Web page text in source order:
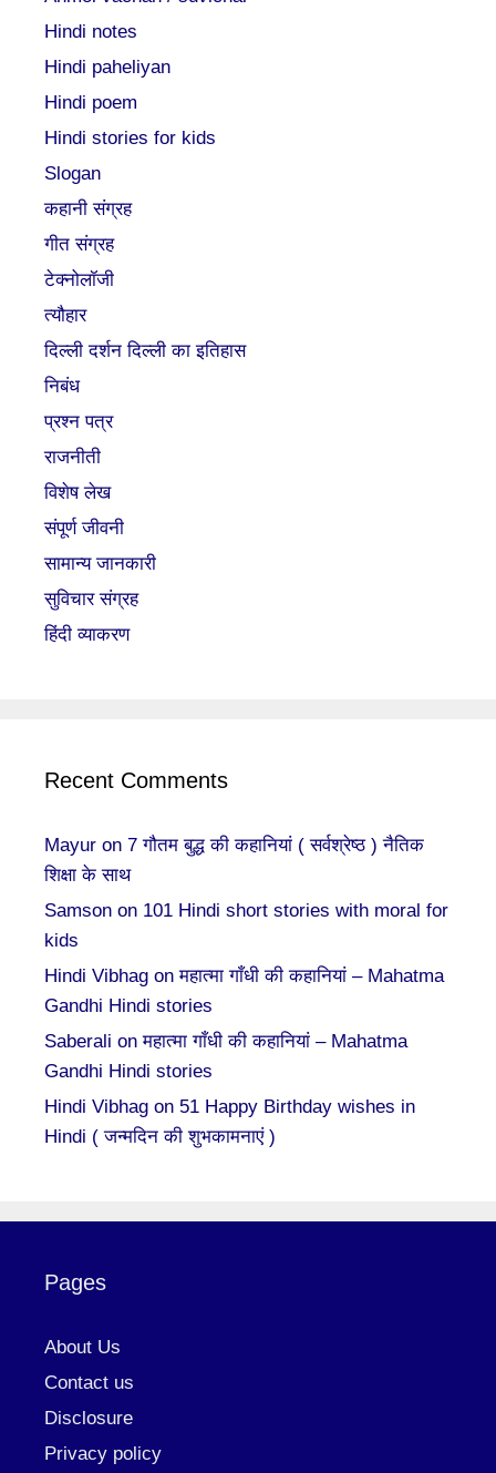
Hindi notes
Hindi paheliyan
Hindi poem
Hindi stories for kids
Slogan
कहानी संग्रह
गीत संग्रह
टेक्नोलॉजी
त्यौहार
दिल्ली दर्शन दिल्ली का इतिहास
निबंध
प्रश्न पत्र
राजनीती
विशेष लेख
संपूर्ण जीवनी
सामान्य जानकारी
सुविचार संग्रह
हिंदी व्याकरण
Recent Comments
Mayur on 7 गौतम बुद्ध की कहानियां ( सर्वश्रेष्ठ ) नैतिक
शिक्षा के साथ
Samson on 101 Hindi short stories with moral for
kids
Hindi Vibhag onमहात्मा गाँधी की कहानियां – Mahatma
Gandhi Hindi stories
Saberali onमहात्मा गाँधी की कहानियां – Mahatma
Gandhi Hindi stories
Hindi Vibhag on 51 Happy Birthday wishes in
Hindi ( जन्मदिन की शुभकामनाएं )
Pages
About Us
Contact us
Disclosure
Privacy policy